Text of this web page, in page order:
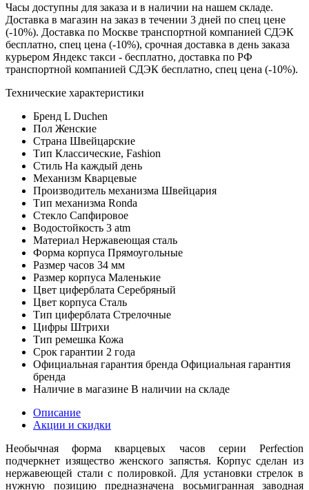
Часы доступны для заказа и в наличии на нашем складе.
Доставка в магазин на заказ в течении 3 дней по спец цене
(-10%). Доставка по Москве транспортной компанией СДЭК
бесплатно, спец цена (-10%), срочная доставка в день заказа
курьером Яндекс такси - бесплатно, доставка по РФ
транспортной компанией СДЭК бесплатно, спец цена (-10%).
Технические характеристики
Бренд L Duchen
Пол Женские
Страна Швейцарские
Тип Классические, Fashion
Стиль На каждый день
Механизм Кварцевые
Производитель механизма Швейцария
Тип механизма Ronda
Стекло Сапфировое
Водостойкость 3 atm
Материал Нержавеющая сталь
Форма корпуса Прямоугольные
Размер часов 34 мм
Размер корпуса Маленькие
Цвет циферблата Серебряный
Цвет корпуса Сталь
Тип циферблата Стрелочные
Цифры Штрихи
Тип ремешка Кожа
Срок гарантии 2 года
Официальная гарантия бренда Официальная гарантия
бренда
Наличие в магазине В наличии на складе
Описание
Акции и скидки
Необычная форма кварцевых часов серии Perfection
подчеркнет изящество женского запястья. Корпус сделан из
нержавеющей стали с полировкой. Для установки стрелок в
нужную позицию предназначена восьмигранная заводная